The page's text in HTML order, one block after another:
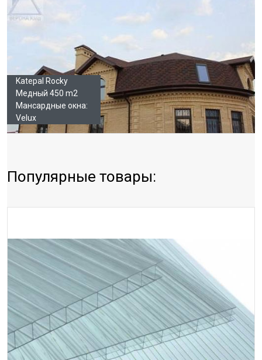
Katepal Rocky
Медный 450 m2
Мансардные окна:
Velux
Популярные товары: